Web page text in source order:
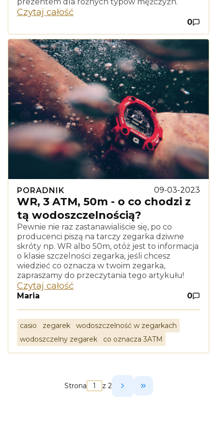
Czytaj całość
0
PORADNIK 09-03-2023
WR, 3 ATM, 50m - o co chodzi z
tą wodoszczelnością?
Pewnie nie raz zastanawialiście się, po co
producenci piszą na tarczy zegarka dziwne
skróty np. WR albo 50m, otóż jest to informacja
o klasie szczelności zegarka, jeśli chcesz
wiedzieć co oznacza w twoim zegarka,
zapraszamy do przeczytania tego artykułu!
Czytaj całość
Maria 0
casio zegarek
wodoszczelność w zegarkach
wodoszczelny zegarek
co oznacza 3ATM
Strona z 2 Przejdź do